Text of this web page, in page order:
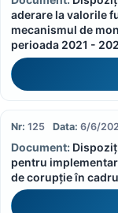
aderare la valorile
mecanismul de
perioada 2021 -
125 6/6/
pentru
de corupție în